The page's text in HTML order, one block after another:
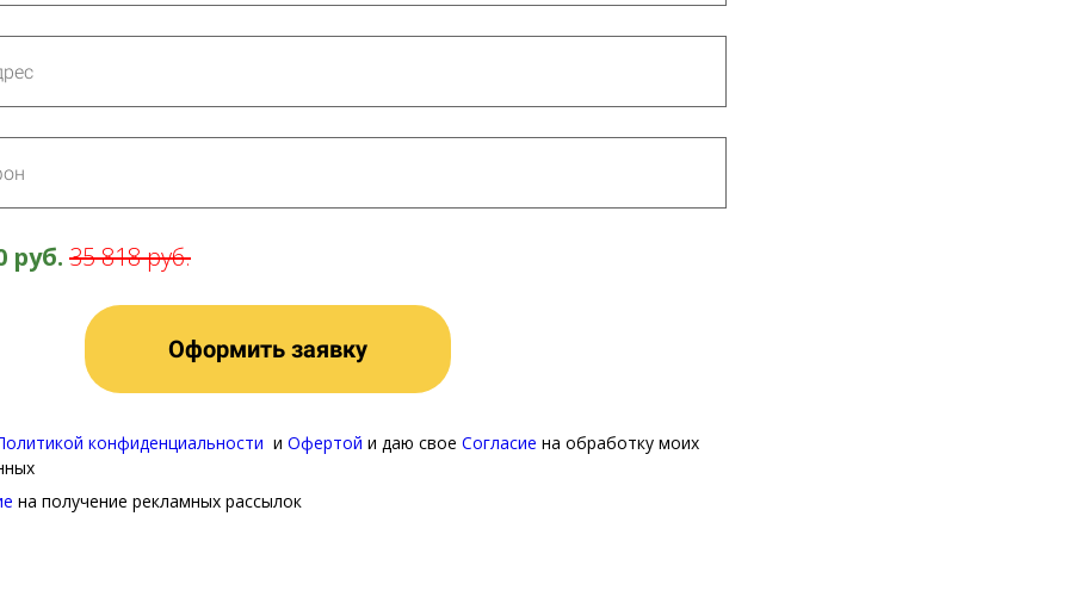
руб. 35 818 руб.
Оформить заявку
конфиденциальности и Офертой и даю свое Согласие на обработку моих
на получение рекламных рассылок